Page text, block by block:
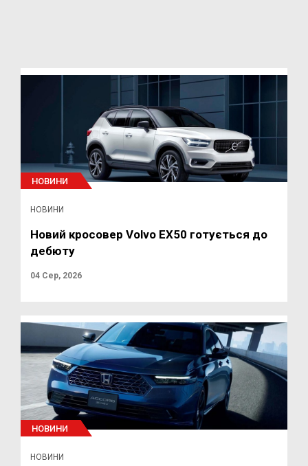
НОВИНИ
НОВИНИ
Новий кросовер Volvo EX50 готується до
дебюту
04 Сер, 2026
НОВИНИ
НОВИНИ